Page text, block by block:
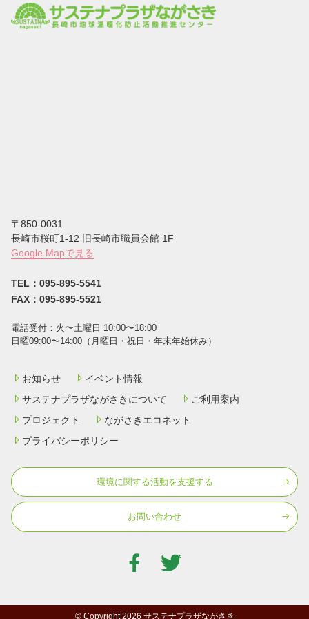
〒850-0031
⻑崎市桜町1-12 旧長崎市職員会館 1F
Google Mapで見る
TEL：095-895-5541
FAX：095-895-5521
電話受付：⽕〜⼟曜⽇ 10:00〜18:00
⽇曜09:00〜14:00（⽉曜⽇・祝⽇・年末年始休み）
お知らせ
イベント情報
サステナプラザながさきについて
ご利用案内
プロジェクト
ながさきエコネット
プライバシーポリシー
環境に関する活動を⽀援する
お問い合わせ
© Copyright 2026 サステナプラザながさき